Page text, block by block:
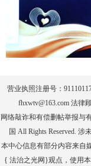
营业执照注册号：
fhxwtv@163.com 法律
网络敲诈和有偿删帖举报与
国 All Rights Reserved. 涉
本中心信息有部分内容来自
{ 法治之光网}观点，使用